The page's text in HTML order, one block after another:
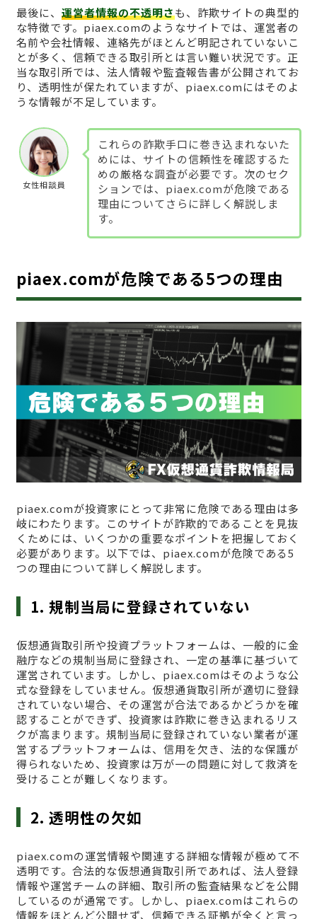
最後に、 運営者情報の不透明さも、詐欺サイトの典型的
な特徴です。piaex.comのようなサイトでは、運営者の
名前や会社情報、連絡先がほとんど明記されていないこ
とが多く、信頼できる取引所とは言い難い状況です。正
当な取引所では、法人情報や監査報告書が公開されてお
り、透明性が保たれていますが、piaex.comにはそのよ
うな情報が不足しています。
女性相談員
これらの詐欺手口に巻き込まれないた
めには、サイトの信頼性を確認するた
めの厳格な調査が必要です。次のセク
ションでは、piaex.comが危険である
理由についてさらに詳しく解説しま
す。
piaex.comが危険である5つの理由
piaex.comが投資家にとって非常に危険である理由は多
岐にわたります。このサイトが詐欺的であることを見抜
くためには、いくつかの重要なポイントを把握しておく
必要があります。以下では、piaex.comが危険である5
つの理由について詳しく解説します。
1. 規制当局に登録されていない
仮想通貨取引所や投資プラットフォームは、一般的に金
融庁などの規制当局に登録され、一定の基準に基づいて
運営されています。しかし、piaex.comはそのような公
式な登録をしていません。仮想通貨取引所が適切に登録
されていない場合、その運営が合法であるかどうかを確
認することができず、投資家は詐欺に巻き込まれるリス
クが高まります。規制当局に登録されていない業者が運
営するプラットフォームは、信用を欠き、法的な保護が
得られないため、投資家は万が一の問題に対して救済を
受けることが難しくなります。
2. 透明性の欠如
piaex.comの運営情報や関連する詳細な情報が極めて不
透明です。合法的な仮想通貨取引所であれば、法人登録
情報や運営チームの詳細、取引所の監査結果などを公開
しているのが通常です。しかし、piaex.comはこれらの
情報をほとんど公開せず、信頼できる証拠が全くと言っ